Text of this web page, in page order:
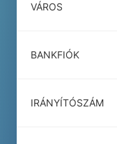
VÁROS
BANKFIÓK
IRÁNYÍTÓSZÁM